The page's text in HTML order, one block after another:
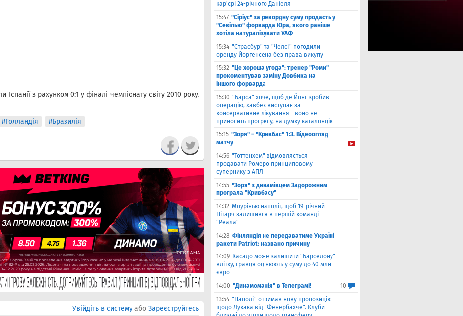
з рахунком 0:1 у фіналі чемпіонату світу 2010 року,
#Голландія #Бразилія
Увійдіть в систему або Зареєструйтесь
кар'єрі 24-річного Даніеля
15:47 "Сіріус" за рекордну суму продасть у
"Севілью" форварда Юра, якого раніше
хотіла натуралізувати УАФ
15:34 "Страсбур" та "Челсі" погодили
оренду Йоргенсена без права викупу
15:32 "Це хороша угода": тренер "Роми"
прокоментував заміну Довбика на
іншого форварда
15:30 "Барса" хоче, щоб де Йонг зробив
операцію, хавбек виступає за
консервативне лікування - воно не
приносить прогресу, на думку каталонців
15:15 "Зоря" – "Кривбас" 1:3. Відеоогляд
матчу
14:56 "Тоттенхем" відмовляється
продавати Ромеро принциповому
супернику з АПЛ
14:55 "Зоря" з динамівцем Задорожним
програла "Кривбасу"
14:32 Моурінью наполіг, щоб 19-річний
Пітарч залишився в першій команді
"Реала"
14:28 Фінляндія не передаватиме Україні
ракети Patriot: названо причину
14:09 Касадо може залишити "Барселону"
влітку, гравця оцінюють у суму до 40 млн
євро
14:00 "Динамоманія" в Телеграмі!
10
13:54 "Наполі" отримав нову пропозицію
щодо Лукака від "Фенербахче". Клуби